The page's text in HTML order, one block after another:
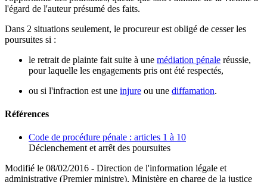
l'égard de l'auteur présumé des faits.
Dans 2 situations seulement, le procureur est obligé de cesser les
poursuites si :
le retrait de plainte fait suite à une médiation pénale réussie,
pour laquelle les engagements pris ont été respectés,
ou si l'infraction est une injure ou une diffamation.
Références
Code de procédure pénale : articles 1 à 10
Déclenchement et arrêt des poursuites
Modifié le 08/02/2016 - Direction de l'information légale et
administrative (Premier ministre), Ministère en charge de la justice